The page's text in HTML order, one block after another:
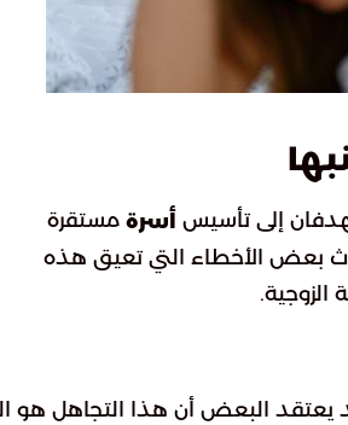
إلى تأسيس أسرة مستقرة
بعض الأخطاء التي تعيق هذه
الزوجية.
يعتقد البعض أن هذا التجاهل هو